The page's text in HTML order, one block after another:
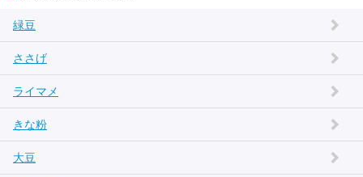
緑豆
ささげ
ライマメ
きな粉
大豆